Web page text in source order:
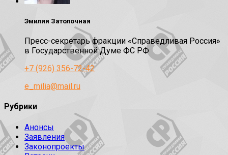
Эмилия Затолочная
Пресс-секретарь фракции «Справедливая Россия»
в Государственной Думе ФС РФ
+7 (926) 356-72-42
e_milia@mail.ru
Рубрики
Анонсы
Заявления
Законопроекты